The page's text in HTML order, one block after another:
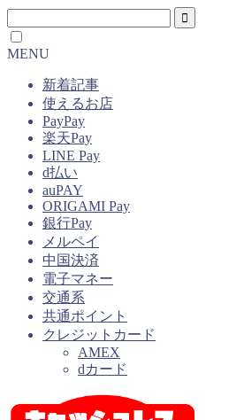
MENU
新着記事
使えるお店
PayPay
楽天Pay
LINE Pay
d払い
auPAY
ORIGAMI Pay
銀行Pay
メルペイ
中国決済
電子マネー
交通系
共通ポイント
クレジットカード
AMEX
dカード